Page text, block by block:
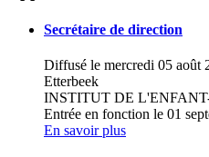
Secrétaire de direction
Diffusé le mercredi 05 août
Etterbeek
INSTITUT DE
Entrée en fonction le 01
En savoir plus